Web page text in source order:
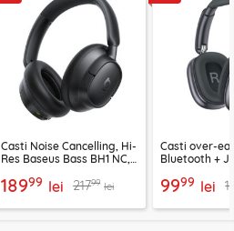
Casti Noise Cancelling, Hi-
Res Baseus Bass BH1 NC,
18999 lei 21799 lei
Casti over-
Bluetooth +
9999 lei